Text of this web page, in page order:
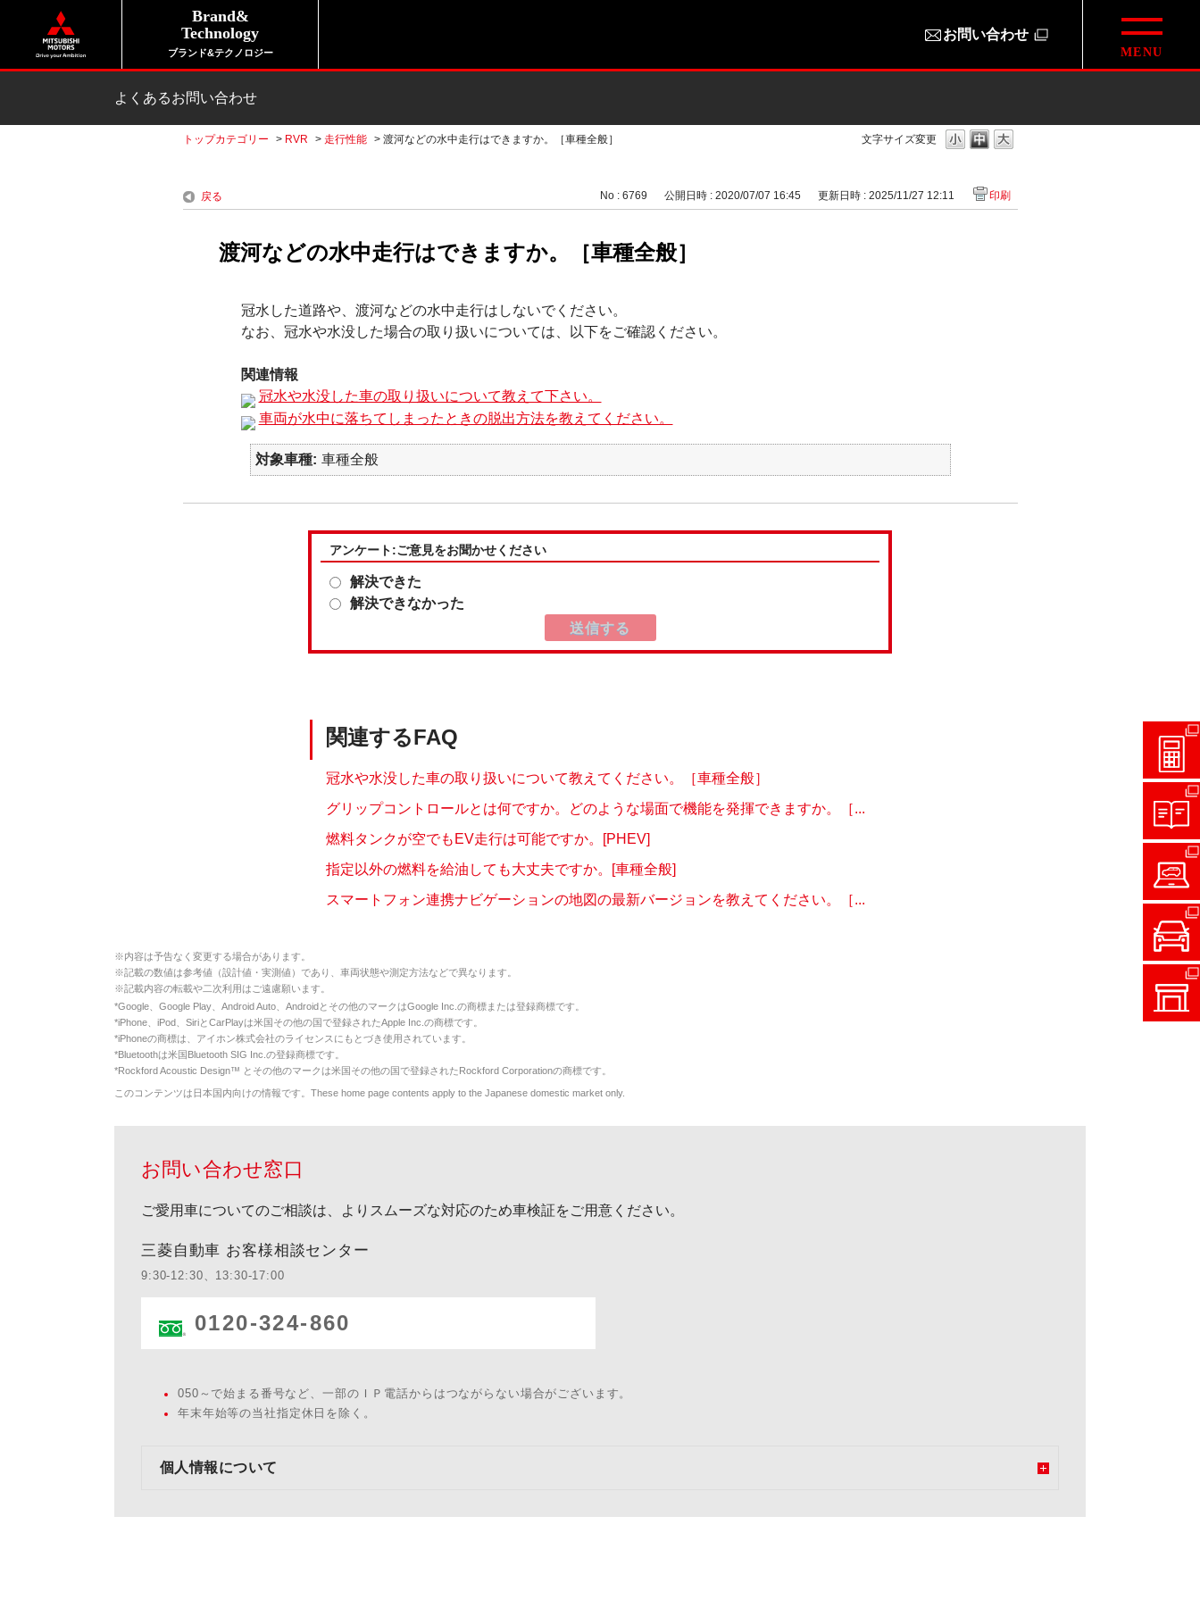
Brand&
Technology
ブランド&テクノロジー
お問い合わせ
よくあるお問い合わせ
文字サイズ変更
トップカテゴリー > RVR > 走行性能 > 渡河などの水中走行はできますか。［車種全般］
戻る No : 6769 公開日時 : 2020/07/07 16:45 更新日時 : 2025/11/27 12:11 印刷
渡河などの水中走行はできますか。［車種全般］
冠水した道路や、渡河などの水中走行はしないでください。
なお、冠水や水没した場合の取り扱いについては、以下をご確認ください。
関連情報
冠水や水没した車の取り扱いについて教えて下さい。
車両が水中に落ちてしまったときの脱出方法を教えてください。
対象車種 車種全般
アンケート:ご意見をお聞かせください
解決できた
解決できなかった
関連するFAQ
冠水や水没した車の取り扱いについて教えてください。［車種全般］
グリップコントロールとは何ですか。どのような場面で機能を発揮できますか。［...
燃料タンクが空でもEV走行は可能ですか。[PHEV]
指定以外の燃料を給油しても大丈夫ですか。[車種全般]
スマートフォン連携ナビゲーションの地図の最新バージョンを教えてください。［...
※内容は予告なく変更する場合があります。
※記載の数値は参考値（設計値・実測値）であり、車両状態や測定方法などで異なります。
※記載内容の転載や二次利用はご遠慮願います。
*Google、Google Play、Android Auto、Androidとその他のマークはGoogle Inc.の商標または登録商標です。
*iPhone、iPod、SiriとCarPlayは米国その他の国で登録されたApple Inc.の商標です。
*iPhoneの商標は、アイホン株式会社のライセンスにもとづき使用されています。
*Bluetoothは米国Bluetooth SIG Inc.の登録商標です。
*Rockford Acoustic Design™ とその他のマークは米国その他の国で登録されたRockford Corporationの商標です。
このコンテンツは日本国内向けの情報です。These home page contents apply to the Japanese domestic market only.
お問い合わせ窓口
ご愛用車についてのご相談は、よりスムーズな対応のため車検証をご用意ください。
三菱自動車 お客様相談センター
9:30-12:30、13:30-17:00
0120-324-860
050～で始まる番号など、一部のＩＰ電話からはつながらない場合がございます。
年末年始等の当社指定休日を除く。
個人情報について